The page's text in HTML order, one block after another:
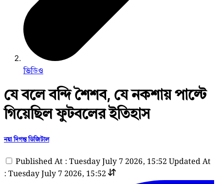
ভিডিও
যে বলে বন্দি শৈশব, যে নকশায় পাল্টে
গিয়েছিল ফুটবলের ইতিহাস
নয়া দিগন্ত ডিজিটাল
Published At : Tuesday July 7 2026, 15:52 Updated At
: Tuesday July 7 2026, 15:52